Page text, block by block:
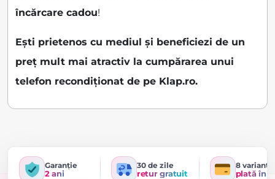
încărcare cadou!
Ești prietenos cu mediul și beneficiezi de un
preț mult mai atractiv la cumpărarea unui
telefon recondiționat de pe Klap.ro.
Garanție
2 ani
30 de zile
retur gratuit
8 variante
plată în